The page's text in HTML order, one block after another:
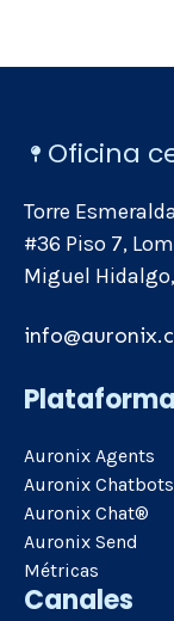
Oficina
Torre
#36 Piso 7,
Miguel Hidalgo,
Plataforma
Auronix Agents
Auronix Chatbots
Auronix Chat®
Auronix Send
Métricas
Canales